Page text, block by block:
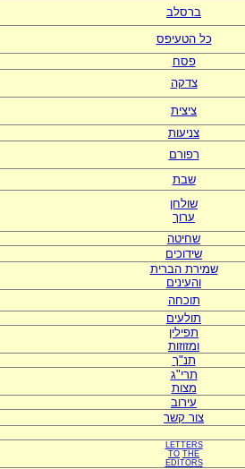
ברסלב
כל הטעיפס
פסח
צדקה
ציצית
צניעות
רפורם
שבת
שולחן
ערוך
שחיטה
שידוכים
שמירת הברית
והעינים
תוכחה
תולעים
תפילין
ומזוזות
תנ"ך
תרי"ג
מצות
עירוב
צור קשר
LETTERS
TO THE
EDITORS